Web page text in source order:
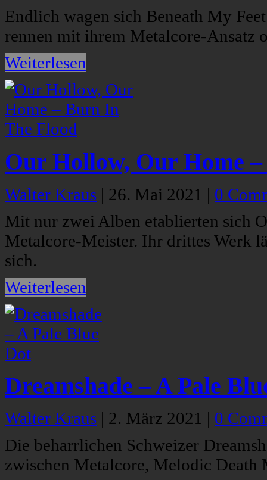
Endlich wagen sich Beneath My
rennen mit ihrem Metalcore-Ansatz
Weiterlesen
Our Hollow, Our Home
Walter Kraus | 26. Mai 2021 | 0
Mit nur zwei Alben etablierten sich
Metalcore-Meister. Ihr drittes Werk
sich.
Weiterlesen
Dreamshade – A Pale
Walter Kraus | 2. März 2021 | 0
Die beharrlichen Schweizer
zwischen Metalcore, Melodic Death